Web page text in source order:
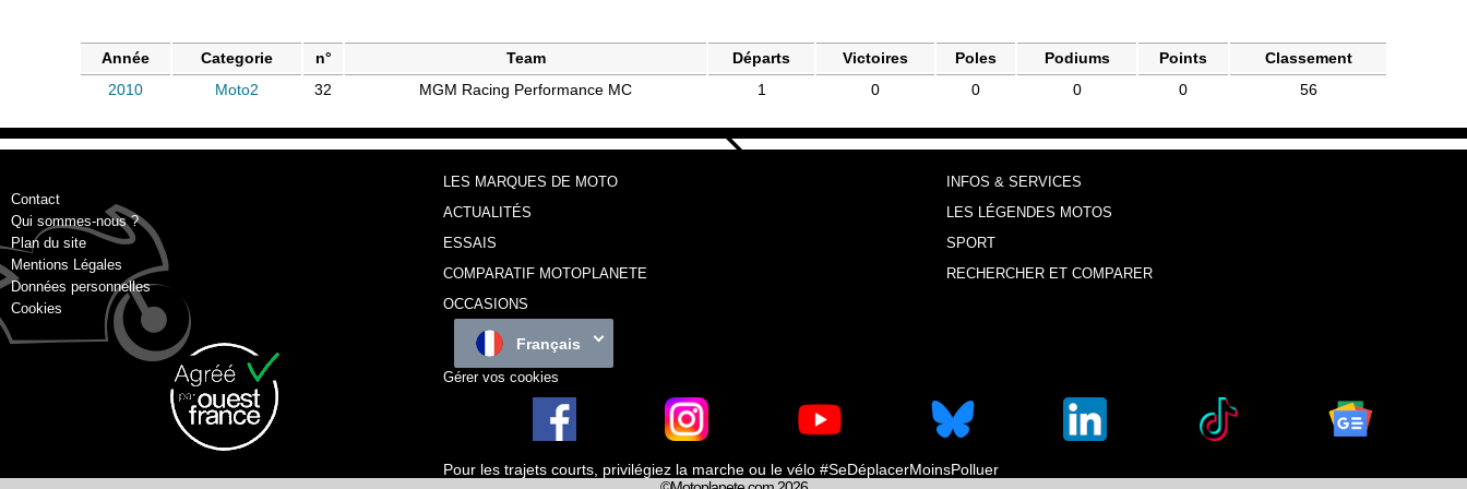
Année Categorie n° Team Départs Victoires Poles Podiums Points
Classement
2010
Moto2 32 MGM Racing Performance MC 1 0 0 0 0 56
Contact
Qui sommes-nous ?
Plan du site
Mentions Légales
Données personnelles
Cookies
LES MARQUES DE MOTO
INFOS & SERVICES
ACTUALITÉS
LES LÉGENDES MOTOS
ESSAIS
SPORT
COMPARATIF MOTOPLANETE
RECHERCHER ET COMPARER
OCCASIONS
Français
Gérer vos cookies
Pour les trajets courts, privilégiez la marche ou le vélo #SeDéplacerMoinsPolluer